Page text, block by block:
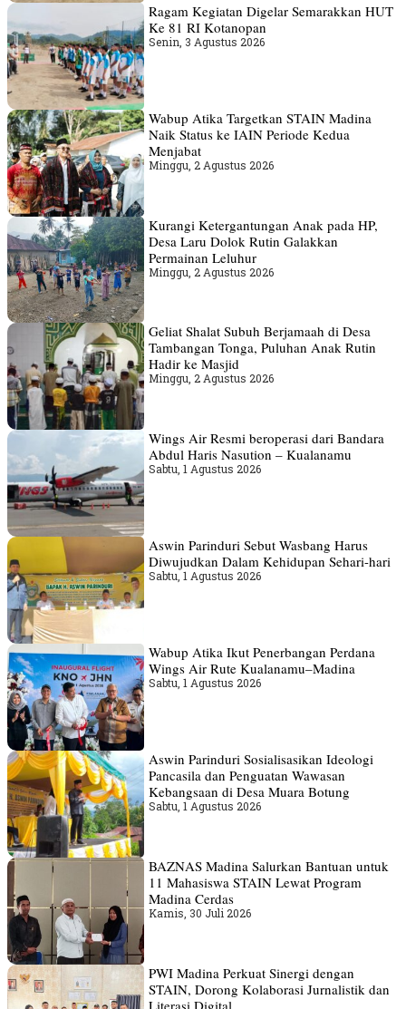
Ragam Kegiatan Digelar Semarakkan HUT
Ke 81 RI Kotanopan
Senin, 3 Agustus 2026
Wabup Atika Targetkan STAIN Madina
Naik Status ke IAIN Periode Kedua
Menjabat
Minggu, 2 Agustus 2026
Kurangi Ketergantungan Anak pada HP,
Desa Laru Dolok Rutin Galakkan
Permainan Leluhur
Minggu, 2 Agustus 2026
Geliat Shalat Subuh Berjamaah di Desa
Tambangan Tonga, Puluhan Anak Rutin
Hadir ke Masjid
Minggu, 2 Agustus 2026
Wings Air Resmi beroperasi dari Bandara
Abdul Haris Nasution – Kualanamu
Sabtu, 1 Agustus 2026
Aswin Parinduri Sebut Wasbang Harus
Diwujudkan Dalam Kehidupan Sehari-hari
Sabtu, 1 Agustus 2026
Wabup Atika Ikut Penerbangan Perdana
Wings Air Rute Kualanamu–Madina
Sabtu, 1 Agustus 2026
Aswin Parinduri Sosialisasikan Ideologi
Pancasila dan Penguatan Wawasan
Kebangsaan di Desa Muara Botung
Sabtu, 1 Agustus 2026
BAZNAS Madina Salurkan Bantuan untuk
11 Mahasiswa STAIN Lewat Program
Madina Cerdas
Kamis, 30 Juli 2026
PWI Madina Perkuat Sinergi dengan
STAIN, Dorong Kolaborasi Jurnalistik dan